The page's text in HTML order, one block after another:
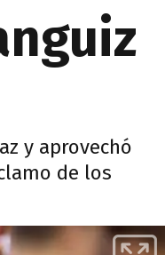
y aprovechó
de los